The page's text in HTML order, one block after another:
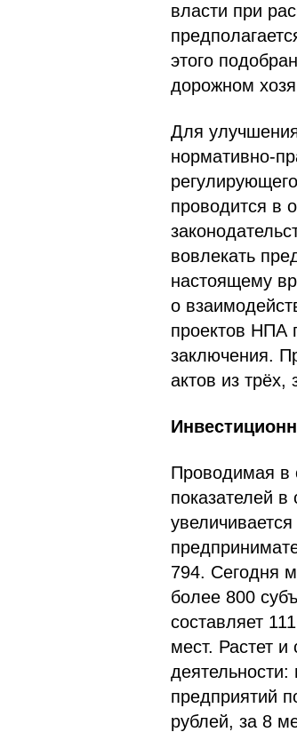
власти при
этого
дорожном
Для
нормативно-
проводится в
вовлекать
настоящему
о
проектов НПА
заключения.
актов из трёх,
Проводимая в
показателей
794. Сегодня
более 800
составляет
мест. Растет
предприятий
рублей, за 8